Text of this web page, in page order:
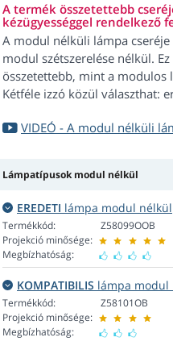
A termék összetettebb
kézügyességgel rendelkező
A modul nélküli lámpa
modul szétszerelése nélkül.
összetettebb, mint a modulos
Kétféle izzó közül választhat:
VIDEÓ - A modul nélküli
Lámpatípusok modul nélkül
EREDETI lámpa modul nélkül
Termékkód:
Projekció minősége:
Megbízhatóság:
Z58099OOB
KOMPATIBILIS lámpa modul
Termékkód:
Projekció minősége:
Megbízhatóság:
Z58101OB